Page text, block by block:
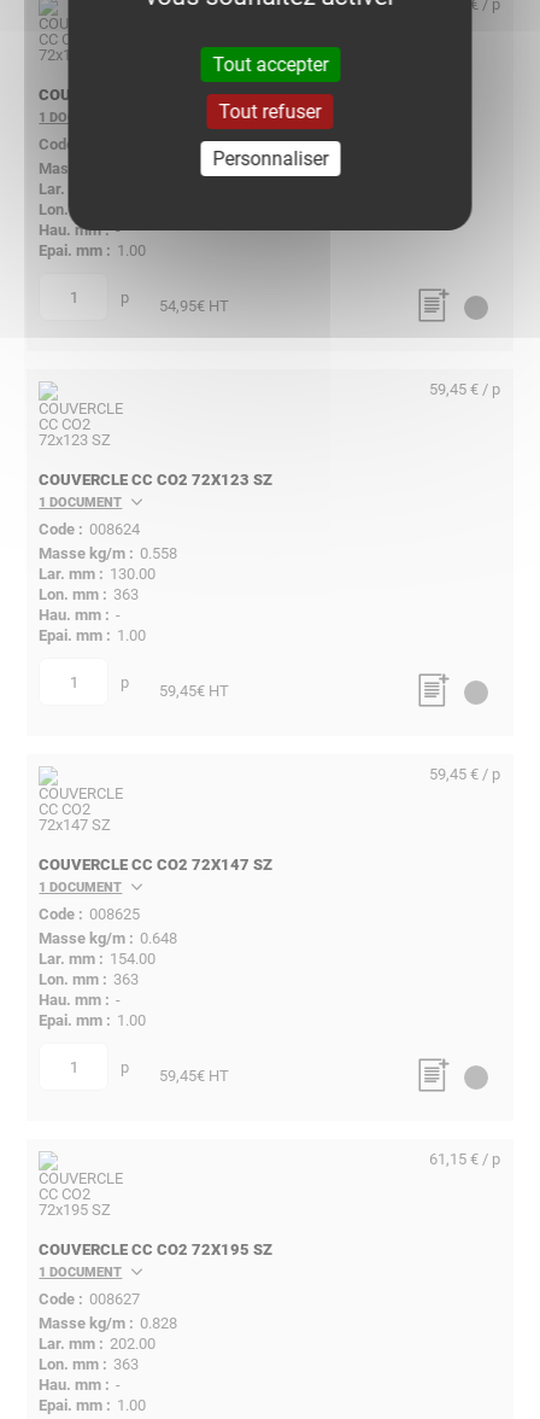
COUVERCLE CC CO2 72X100 SZ
1 DOCUMENT
-
1.00
quantité p
54,95 € / p
54,95€ HT
COUVERCLE CC CO2 72X123 SZ
1 DOCUMENT
008624
0.558
130.00
363
-
1.00
quantité p
59,45 € / p
59,45€ HT
COUVERCLE CC CO2 72X147 SZ
1 DOCUMENT
008625
0.648
154.00
363
-
1.00
quantité p
59,45 € / p
59,45€ HT
COUVERCLE CC CO2 72X195 SZ
1 DOCUMENT
008627
0.828
202.00
363
-
1.00
61,15 € / p
Tout accepter
Tout refuser
Personnaliser